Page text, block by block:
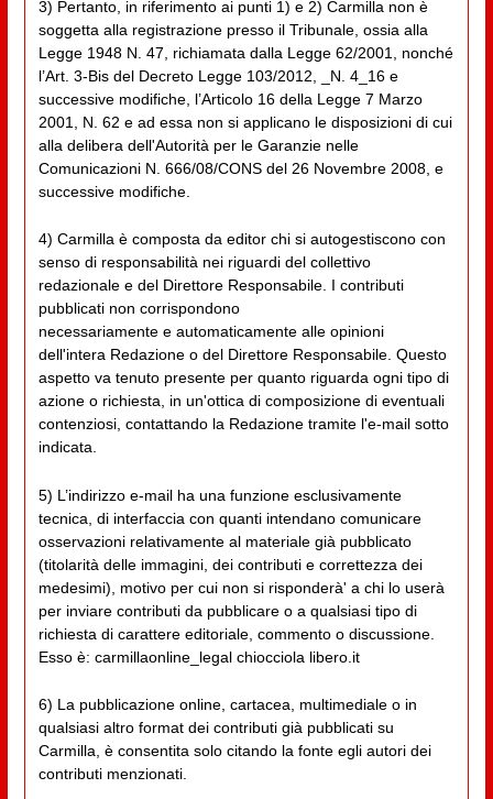
3) Pertanto, in riferimento ai punti 1) e 2) Carmilla non è
soggetta alla registrazione presso il Tribunale, ossia alla
Legge 1948 N. 47, richiamata dalla Legge 62/2001, nonché
l’Art. 3-Bis del Decreto Legge 103/2012, _N. 4_16 e
successive modifiche, l’Articolo 16 della Legge 7 Marzo
2001, N. 62 e ad essa non si applicano le disposizioni di cui
alla delibera dell'Autorità per le Garanzie nelle
Comunicazioni N. 666/08/CONS del 26 Novembre 2008, e
successive modifiche.
4) Carmilla è composta da editor chi si autogestiscono con
senso di responsabilità nei riguardi del collettivo
redazionale e del Direttore Responsabile. I contributi
pubblicati non corrispondono
necessariamente e automaticamente alle opinioni
dell'intera Redazione o del Direttore Responsabile. Questo
aspetto va tenuto presente per quanto riguarda ogni tipo di
azione o richiesta, in un'ottica di composizione di eventuali
contenziosi, contattando la Redazione tramite l'e-mail sotto
indicata.
5) L’indirizzo e-mail ha una funzione esclusivamente
tecnica, di interfaccia con quanti intendano comunicare
osservazioni relativamente al materiale già pubblicato
(titolarità delle immagini, dei contributi e correttezza dei
medesimi), motivo per cui non si risponderà' a chi lo userà
per inviare contributi da pubblicare o a qualsiasi tipo di
richiesta di carattere editoriale, commento o discussione.
Esso è: carmillaonline_legal chiocciola libero.it
6) La pubblicazione online, cartacea, multimediale o in
qualsiasi altro format dei contributi già pubblicati su
Carmilla, è consentita solo citando la fonte egli autori dei
contributi menzionati.